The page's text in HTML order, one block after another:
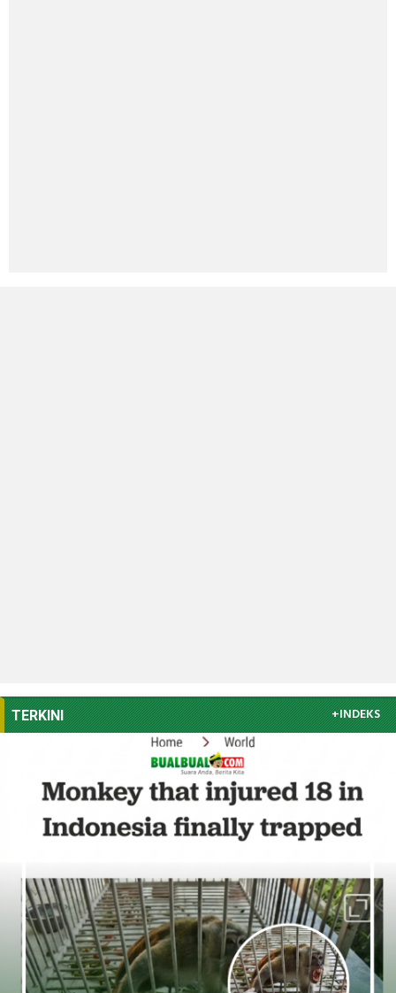
TERKINI +INDEKS